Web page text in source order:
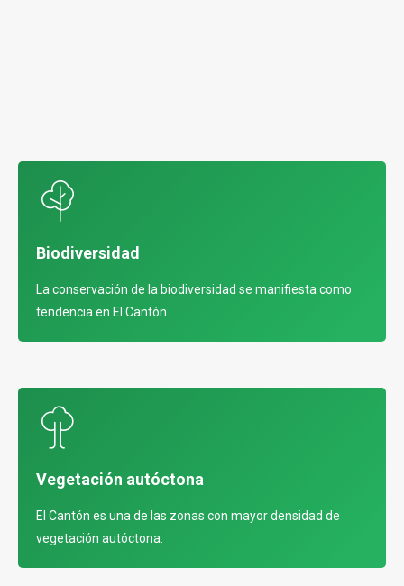
Biodiversidad
La conservación de la biodiversidad se manifiesta como
tendencia en El Cantón
Vegetación autóctona
El Cantón es una de las zonas con mayor densidad de
vegetación autóctona.